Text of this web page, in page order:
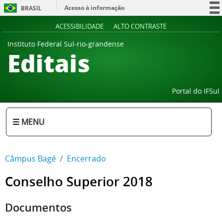
BRASIL
Acesso à informação
ACESSIBILIDADE ALTO CONTRASTE
Instituto Federal Sul-rio-grandense
Editais
Portal do IFSul
☰ MENU
Câmpus Bagé Encerrado
Conselho Superior 2018
Documentos